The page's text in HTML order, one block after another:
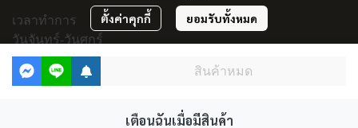
สินค้าหมด
เตือนฉันเมื่อมีสินค้า
ตั้งค่าคุกกี้ ยอมรับทั้งหมด
เวลาทำการ
วันจันทร์-วันศุกร์
08.30-17.30 u.